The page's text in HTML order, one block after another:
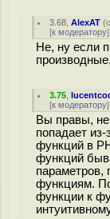
3.68 ,AlexAT (
[к модератору]
Не, ну если
3.75 ,
[к модератору]
Вы правы,
попадает из-
функций в
функций
параметров,
функциям.
функции к